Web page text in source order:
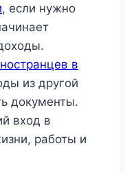
, если нужно
в
из другой
документы.
вход в
работы и